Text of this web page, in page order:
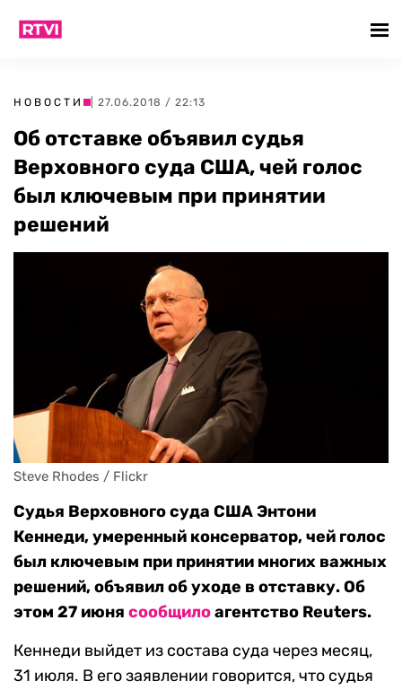
НОВОСТИ | 27.06.2018 / 22:13
Об отставке объявил судья
Верховного суда США, чей голос
был ключевым при принятии
решений
Steve Rhodes / Flickr
Судья Верховного суда США Энтони
Кеннеди, умеренный консерватор, чей голос
был ключевым при принятии многих важных
решений, объявил об уходе в отставку. Об
этом 27 июня сообщилоагентство Reuters.
Кеннеди выйдет из состава суда через месяц,
31 июля. В его заявлении говорится, что судья